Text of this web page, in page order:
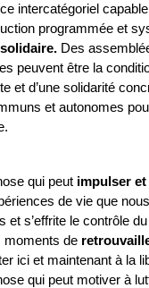
intercatégoriel
programmée et
solidaire.Des
peuvent être la
et d’une solidarité
et autonomes
qui peut impulser et
de vie que
et s’effrite le contrôle
moments de
ici et maintenant à la
qui peut motiver à